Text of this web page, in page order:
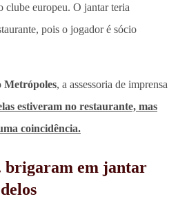
clube europeu. O jantar teria
pois o jogador é sócio
Metrópoles, a assessoria de imprensa
estiveram no restaurante, mas
coincidência.
em jantar